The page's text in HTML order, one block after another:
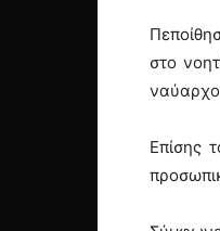
στο
ναύαρχο
Επίσης